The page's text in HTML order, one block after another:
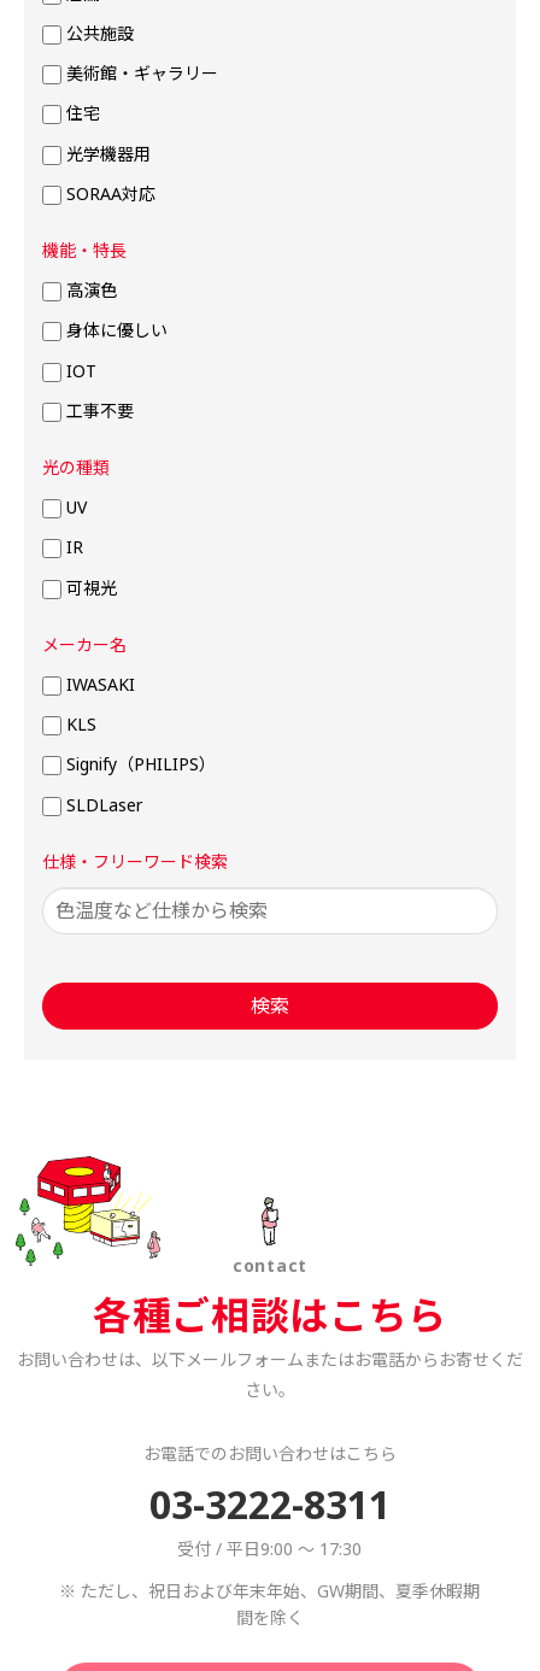
公共施設
美術館・ギャラリー
住宅
光学機器用
SORAA対応
機能・特長
高演色
身体に優しい
IOT
工事不要
光の種類
UV
IR
可視光
メーカー名
IWASAKI
KLS
Signify（PHILIPS）
SLDLaser
仕様・フリーワード検索
contact
各種ご相談はこちら
お問い合わせは、以下メールフォームまたはお電話からお寄せくだ
さい。
お電話でのお問い合わせはこちら
03-3222-8311
受付 / 平日9:00 ～ 17:30
※ ただし、祝日および年末年始、GW期間、夏季休暇期
間を除く